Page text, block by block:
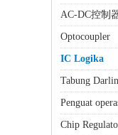
AC-DC控制
Optocoupler
IC Logika
Tabung
Penguat
Chip